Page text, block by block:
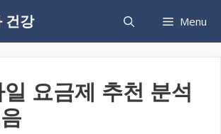
건강 Menu
요금제 추천 분석